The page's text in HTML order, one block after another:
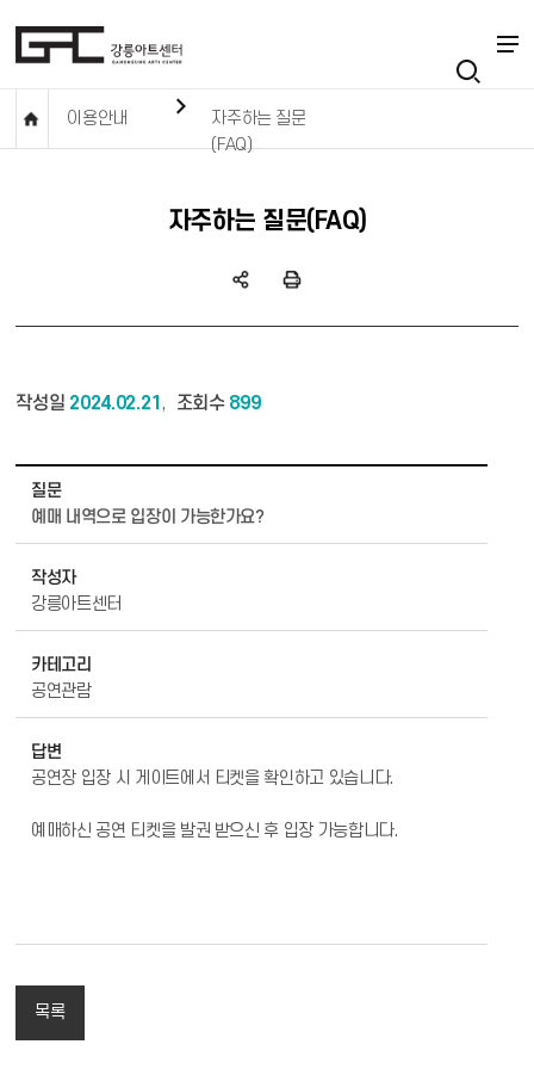
이용안내
자주하는 질문
(FAQ)
자주하는 질문(FAQ)
작성일 2024.02.21 , 조회수 899
질문
예매 내역으로 입장이 가능한가요?
작성자
강릉아트센터
카테고리
공연관람
답변
공연장 입장 시 게이트에서 티켓을 확인하고 있습니다.
예매하신 공연 티켓을 발권 받으신 후 입장 가능합니다.
목록